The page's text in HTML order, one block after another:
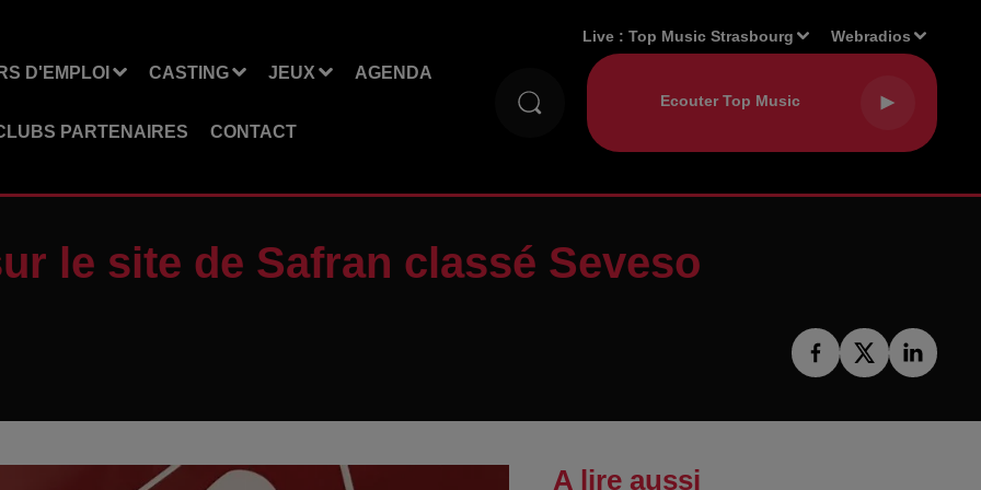
D'EMPLOI CASTING JEUX AGENDA
PARTENAIRES CONTACT
Live :Top Music Strasbourg Webradios
le site de Safran classé Seveso
A lire aussi